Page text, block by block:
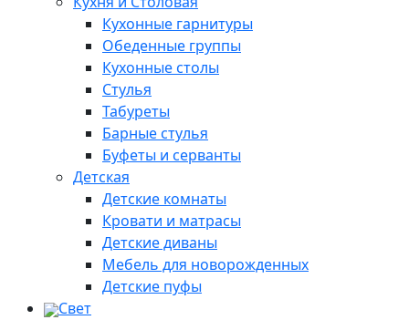
Кухонные гарнитуры
Обеденные группы
Кухонные столы
Стулья
Табуреты
Барные стулья
Буфеты и серванты
Детская
Детские комнаты
Кровати и матрасы
Детские диваны
Мебель для новорожденных
Детские пуфы
Свет